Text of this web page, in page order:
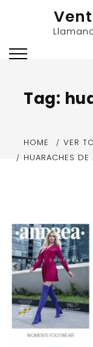
Tag:
HOME
VER
HUARACHES